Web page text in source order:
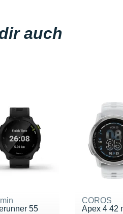
auch
55
COROS
Apex 4 42